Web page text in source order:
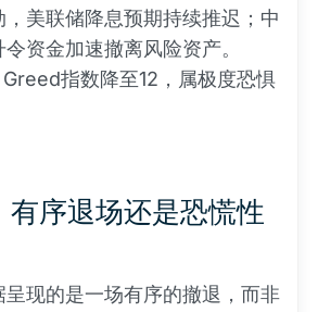
，美联储降息预期持续推迟；中
资金加速撤离风险资产。
指数降至12，属极度恐惧
有序退场还是恐慌性
现的是一场有序的撤退，而非